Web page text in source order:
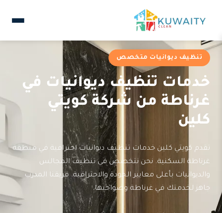
تنظيف ديوانيات متخصص
خدمات تنظيف ديوانيات في
غرناطة من شركة كويتي
كلين
تقدم كويتي كلين خدمات تنظيف ديوانيات احترافية في منطقة
غرناطة السكنية. نحن نتخصص في تنظيف المجالس
والديوانيات بأعلى معايير الجودة والاحترافية. فريقنا المدرب
جاهز لخدمتك في غرناطة وضواحيها.